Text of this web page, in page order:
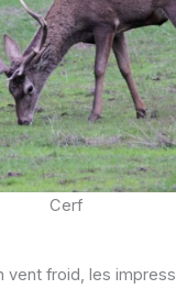
Cerf
vent froid, les